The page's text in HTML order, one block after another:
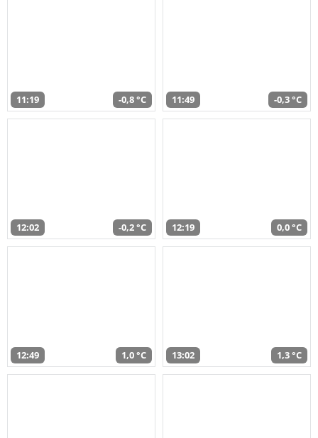
11:19 -0,8 °C 11:49 -0,3 °C
12:02 -0,2 °C 12:19 0,0 °C
12:49 1,0 °C 13:02 1,3 °C